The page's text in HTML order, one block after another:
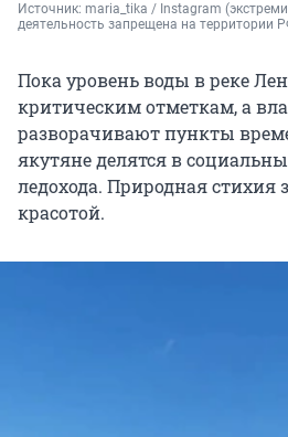
Источник: maria_tika / Instagram
деятельность запрещена на территории
Пока уровень воды в реке
критическим отметкам, а
разворачивают пункты
якутяне делятся в
ледохода. Природная стихия
красотой.